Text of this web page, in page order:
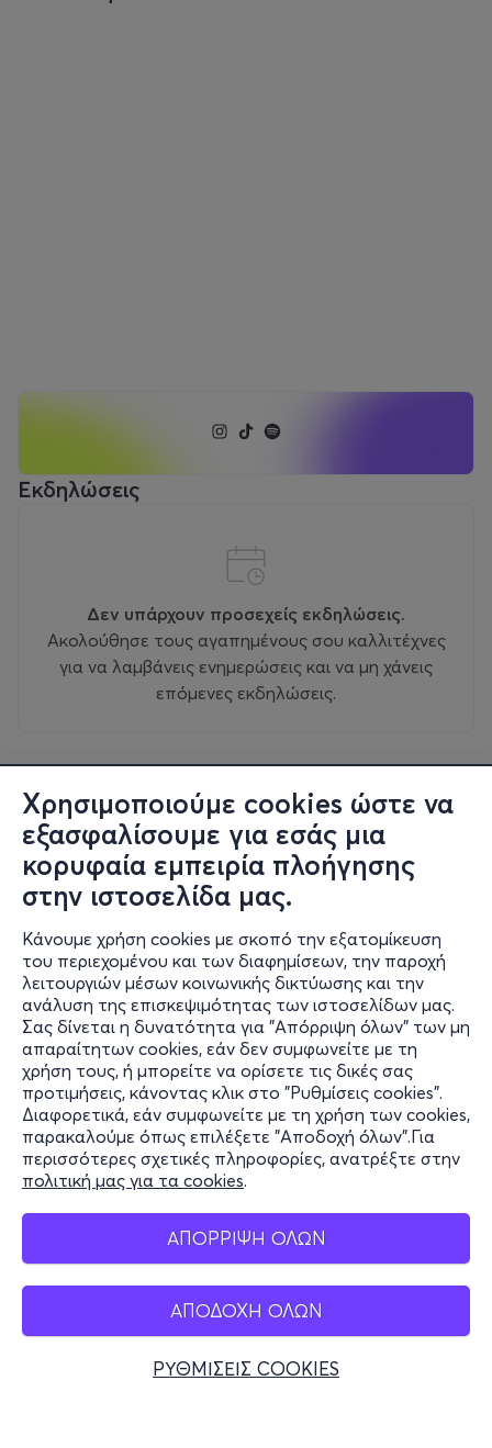
Χρησιμοποιούμε cookies ώστε να
εξασφαλίσουμε για εσάς μια
κορυφαία εμπειρία πλοήγησης
στην ιστοσελίδα μας.
Κάνουμε χρήση cookies με σκοπό την εξατομίκευση
του περιεχομένου και των διαφημίσεων, την παροχή
λειτουργιών μέσων κοινωνικής δικτύωσης και την
ανάλυση της επισκεψιμότητας των ιστοσελίδων μας.
Σας δίνεται η δυνατότητα για "Απόρριψη όλων" των μη
απαραίτητων cookies, εάν δεν συμφωνείτε με τη
χρήση τους, ή μπορείτε να ορίσετε τις δικές σας
προτιμήσεις, κάνοντας κλικ στο "Ρυθμίσεις cookies".
Διαφορετικά, εάν συμφωνείτε με τη χρήση των cookies,
παρακαλούμε όπως επιλέξετε "Αποδοχή όλων".Για
περισσότερες σχετικές πληροφορίες, ανατρέξτε στην
πολιτική μας για τα cookies.
ΑΠΟΡΡΙΨΗ ΟΛΩΝ
ΑΠΟΔΟΧΗ ΟΛΩΝ
ΡΥΘΜΙΣΕΙΣ COOKIES
Εκδηλώσεις
Δεν υπάρχουν προσεχείς εκδηλώσεις.
Ακολούθησε τους αγαπημένους σου καλλιτέχνες
για να λαμβάνεις ενημερώσεις και να μη χάνεις
επόμενες εκδηλώσεις.
Πληροφορίες
Υποστήριξη
Stay Connected
Mobile app